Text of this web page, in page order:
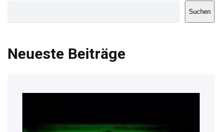
Suchen
Neueste Beiträge